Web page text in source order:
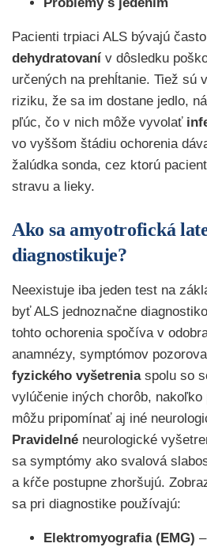
Pacienti trpiaci ALS bývajú často
dehydratovaní v dôsledku
určených na prehĺtanie. Tiež sú
riziku, že sa im dostane jedlo,
pľúc, čo v nich môže vyvolať
vo vyššom štádiu ochorenia
žalúdka sonda, cez ktorú
stravu a lieky.
Ako sa amyotrofická
diagnostikuje?
Neexistuje iba jeden test na
byť ALS jednoznačne
tohto ochorenia spočíva v
anamnézy, symptómov
fyzického vyšetreniaspolu so
vylúčenie iných chorôb,
môžu pripomínať aj iné
Pravidelné neurologické
sa symptómy ako svalová
a kŕče postupne zhoršujú.
sa pri diagnostike používajú:
Elektromyografia (EMG)